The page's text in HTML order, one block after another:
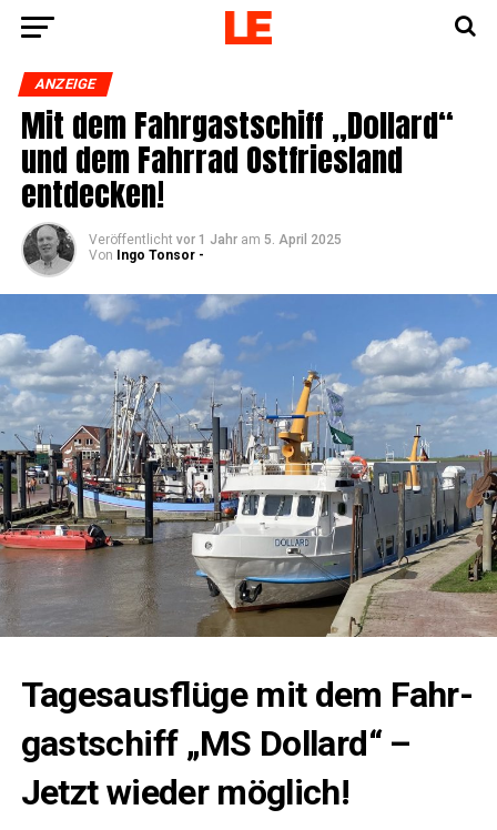
ANZEIGE
Mit dem Fahr­gast­schiff „Dol­lard“
und dem Fahr­rad Ost­fries­land
entdecken!
Veröffentlicht vor 1 Jahr am 5. April 2025
Von
Ingo Tonsor -
Tages­aus­flü­ge mit dem Fahr­
gast­schiff „MS Dol­lard“ –
Jetzt wie­der möglich!